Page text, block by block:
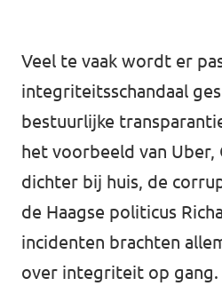
Veel te vaak wordt er
integriteitsschandaal
bestuurlijke
het voorbeeld van Uber,
dichter bij huis, de
de Haagse politicus
incidenten brachten
over integriteit op